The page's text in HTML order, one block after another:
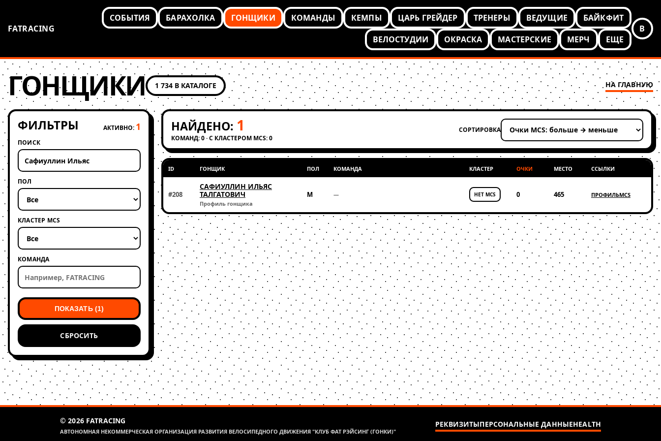
FATRACING
СОБЫТИЯ БАРАХОЛКА ГОНЩИКИ КОМАНДЫ КЕМПЫ ЦАРЬ ГРЕЙДЕР ТРЕНЕРЫ ВЕДУЩИЕ
БАЙКФИТ
ВЕЛОСТУДИИ
ОКРАСКА МАСТЕРСКИЕ МЕРЧ ЕЩЕ
В
ГОНЩИКИ 1 734 В КАТАЛОГЕ НА ГЛАВНУЮ
ФИЛЬТРЫ АКТИВНО: 1
ПОИСК
ПОЛ
КЛАСТЕР MCS
КОМАНДА
ПОКАЗАТЬ (1)
СБРОСИТЬ
НАЙДЕНО: 1
КОМАНД: 0 · С КЛАСТЕРОМ MCS: 0
СОРТИРОВКА
Применить сортировку
ID ГОНЩИК ПОЛ КОМАНДА КЛАСТЕР ОЧКИ МЕСТО ССЫЛКИ
#208
САФИУЛЛИН ИЛЬЯС
ТАЛГАТОВИЧ
Профиль гонщика
М — НЕТ MCS 0 465 ПРОФИЛЬMCS
© 2026 FATRACING
АВТОНОМНАЯ НЕКОММЕРЧЕСКАЯ ОРГАНИЗАЦИЯ РАЗВИТИЯ ВЕЛОСИПЕДНОГО ДВИЖЕНИЯ "КЛУБ ФАТ РЭЙСИНГ (ГОНКИ)"
РЕКВИЗИТЫПЕРСОНАЛЬНЫЕ ДАННЫЕHEALTH